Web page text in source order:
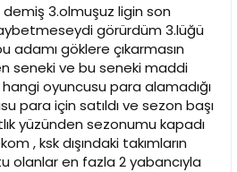
3.olmuşuz ligin son
görürdüm 3.lüğü
adamı göklere çıkarmasın
seneki ve bu seneki maddi
oyuncusu para alamadığı
para için satıldı ve sezon başı
yüzünden sezonumu kapadı
, ksk dışındaki takımların
olanlar en fazla 2 yabancıyla